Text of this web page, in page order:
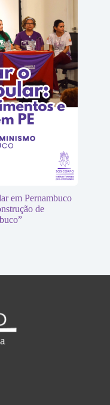
em Pernambuco
de